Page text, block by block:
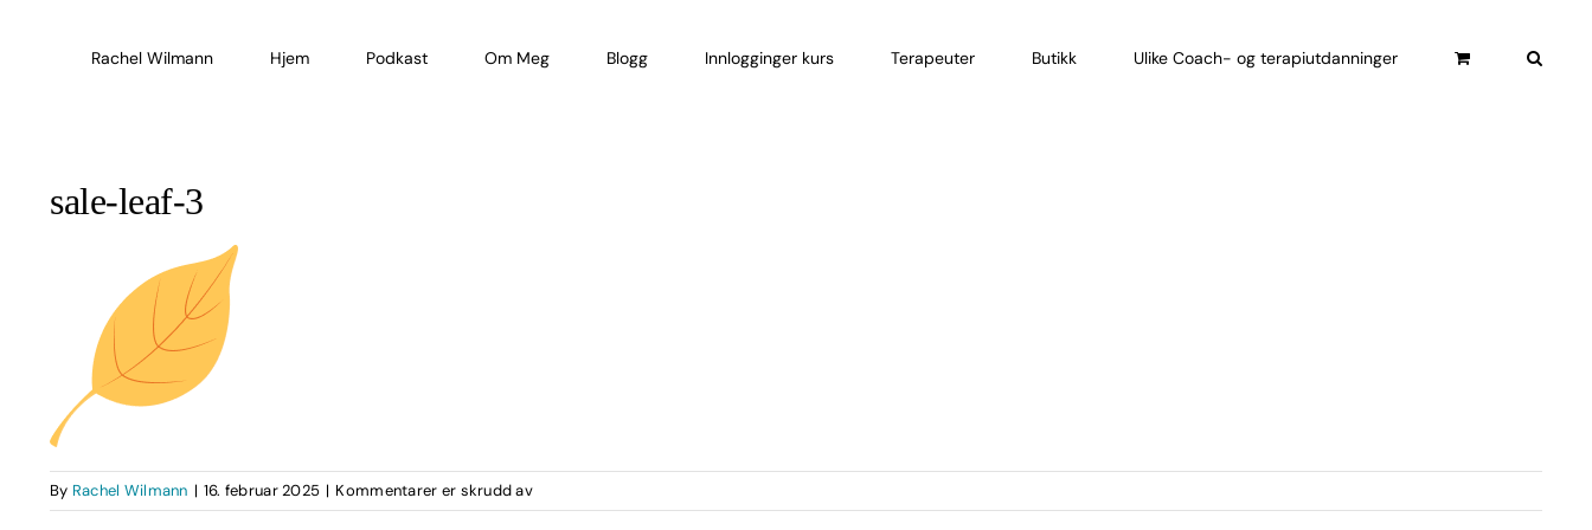
Rachel Wilmann Hjem Podkast Om Meg Blogg Innlogginger kurs Terapeuter Butikk Ulike Coach- og terapiutdanninger
sale-leaf-3
By Rachel Wilmann | 16. februar 2025 | Kommentarer er skrudd avfor
sale-